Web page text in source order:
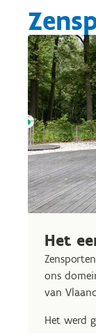
Het
ons
van
Het werd